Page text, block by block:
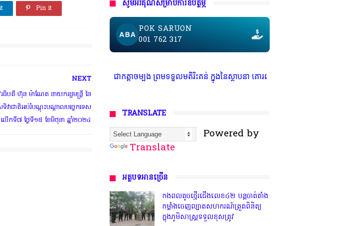
Pin it
NEXT
បតី ហ៊ុន ម៉ាណែត នាយករដ្ឋមន្ត្រី នៃ
ទិវាជាតិអប់រំបណ្តុះបណ្តាលបច្ចេកទេស
លើកទី៧ ថ្ងៃទី១៥ ខែមិថុនា ឆ្នាំ២០២៤
សូមអរគុណសម្រាប់ការឧបត្ថម្ភ
POK SARUON
001 762 317
ត្រូវបានអនុវត្ត ជាកត្តាចម្បង ព្រមទទួលមតិរិះគន់ ក្នុងនៃស្ថាបនា គោរពច្បាប់ និង សេរីភាពសារព័ត៌មាន * មាន
TRANSLATE
អត្ថបទអានច្រើន
កងពលតូចថ្មើរជើងលេខ៤២ បន្តចាត់តាំង
កម្លាំងចេញល្បាតសហករណ៍ត្រួតពិនិត្យ